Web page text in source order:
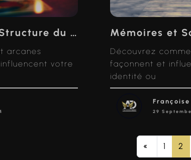
Comprendre la Structure du Tarot : Arcanes Majeurs et Mineurs
arcanes
votre
Découvrez
façonnent et
identité ou
Françoise
29
« 1 2